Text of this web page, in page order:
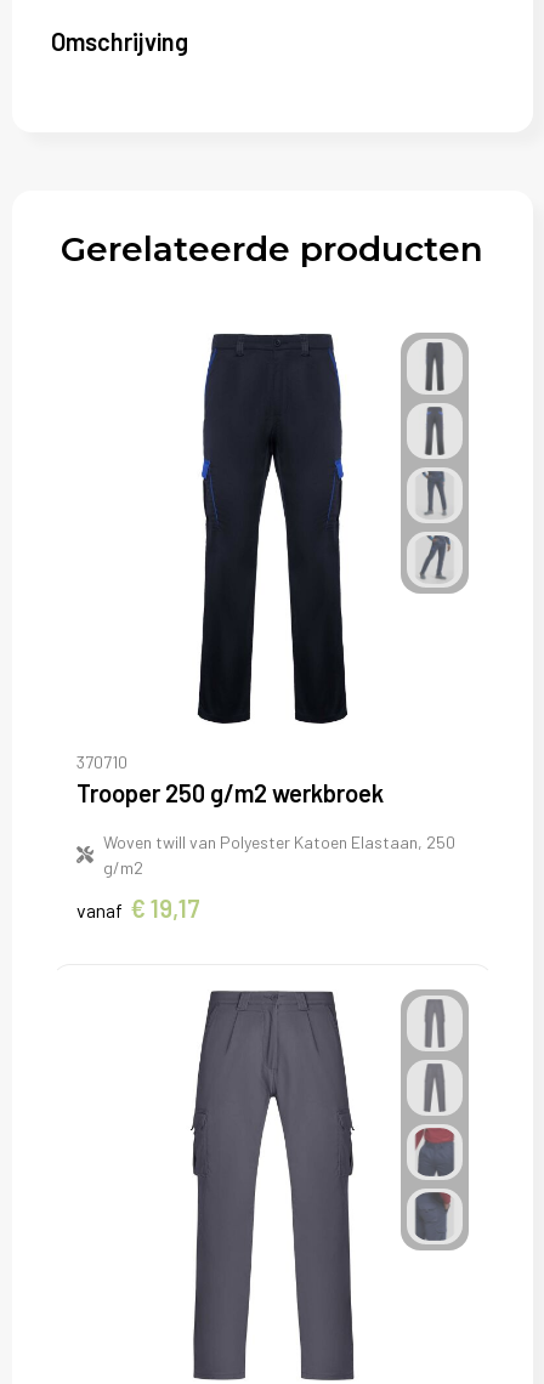
Omschrijving
Gerelateerde producten
370710
Trooper 250 g/m2 werkbroek
Woven twill van Polyester Katoen Elastaan, 250
g/m2
vanaf € 19,17